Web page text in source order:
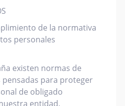
de la normativa
personales
existen normas de
para proteger
de obligado
entidad.